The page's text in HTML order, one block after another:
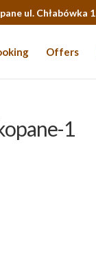
ul. Chłabówka 1
Offers
1